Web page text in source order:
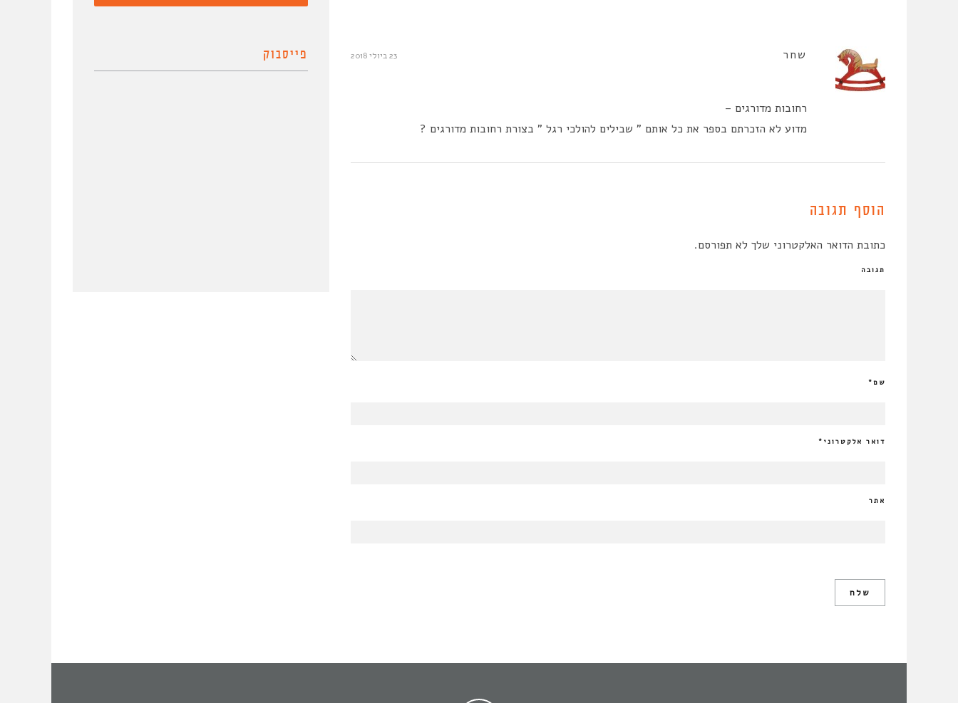
23 ביולי 2018 שחר
רחובות מדורגים –
מדוע לא הזכרתם בספר את כל אותם ” שבילים להולכי רגל ” בצורת רחובות מדורגים ?
הוסף תגובה
כתובת הדואר האלקטרוני שלך לא תפורסם.
תגובה
שם*
דואר אלקטרוני *
אתר
פייסבוק